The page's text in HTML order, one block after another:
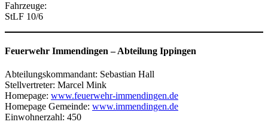
Fahrzeuge:
StLF 10/6
Feuerwehr Immendingen –Abteilung Ippingen
Abteilungskommandant: Sebastian Hall
Stellvertreter: Marcel Mink
Homepage: www.feuerwehr-immendingen.de
Homepage Gemeinde: www.immendingen.de
Einwohnerzahl: 450